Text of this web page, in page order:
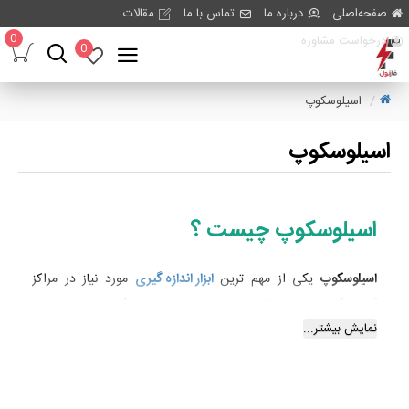
صفحه‌اصلی درباره ما تماس با ما
مقالات
درخواست مشاوره
0
0
اسیلوسکوپ
اسیلوسکوپ
اسیلوسکوپ چیست ؟
اسیلوسکوپیکی از مهم ترینابزار اندازه گیری مورد نیاز در مراکز
نمایش شکل موج ولتاژ در زمان های مختلف استفاده کنیم. صفحه
نمایش بیشتر...